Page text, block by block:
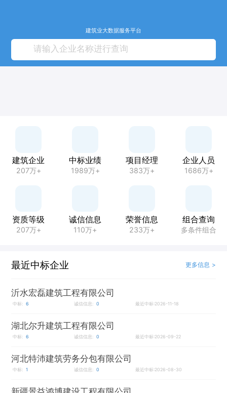
建筑业大数据服务平台
建筑企业
207万+
中标业绩
1989万+
项目经理
383万+
企业人员
1686万+
资质等级
207万+
诚信信息
110万+
荣誉信息
233万+
组合查询
多条件组合
最近中标企业 更多信息 >
沂水宏磊建筑工程有限公司
中标: 6 诚信信息: 0 最近中标:2026-11-18
湖北尔升建筑工程有限公司
中标: 6 诚信信息: 0 最近中标:2026-09-22
河北特沛建筑劳务分包有限公司
中标: 1 诚信信息: 0 最近中标:2026-08-30